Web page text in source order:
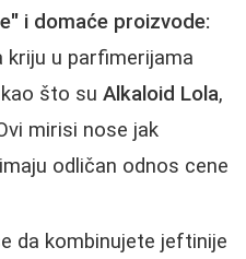
i domaće proizvode:
kriju u parfimerijama
što su Alkaloid Lola,
mirisi nose jak
odličan odnos cene
da kombinujete jeftinije